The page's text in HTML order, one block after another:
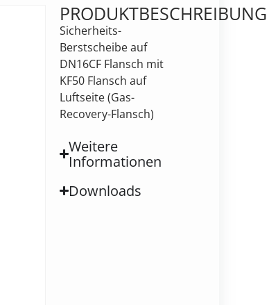
PRODUKTBESCHREIBUNG
Sicherheits-
Berstscheibe auf
DN16CF Flansch mit
KF50 Flansch auf
Luftseite (Gas-
Recovery-Flansch)
Weitere
Informationen
Downloads